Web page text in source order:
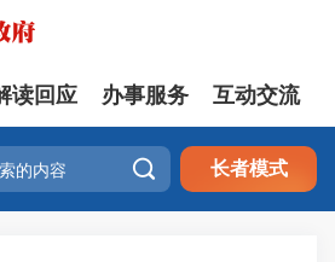
读回应 办事服务 互动交流
 长者模式